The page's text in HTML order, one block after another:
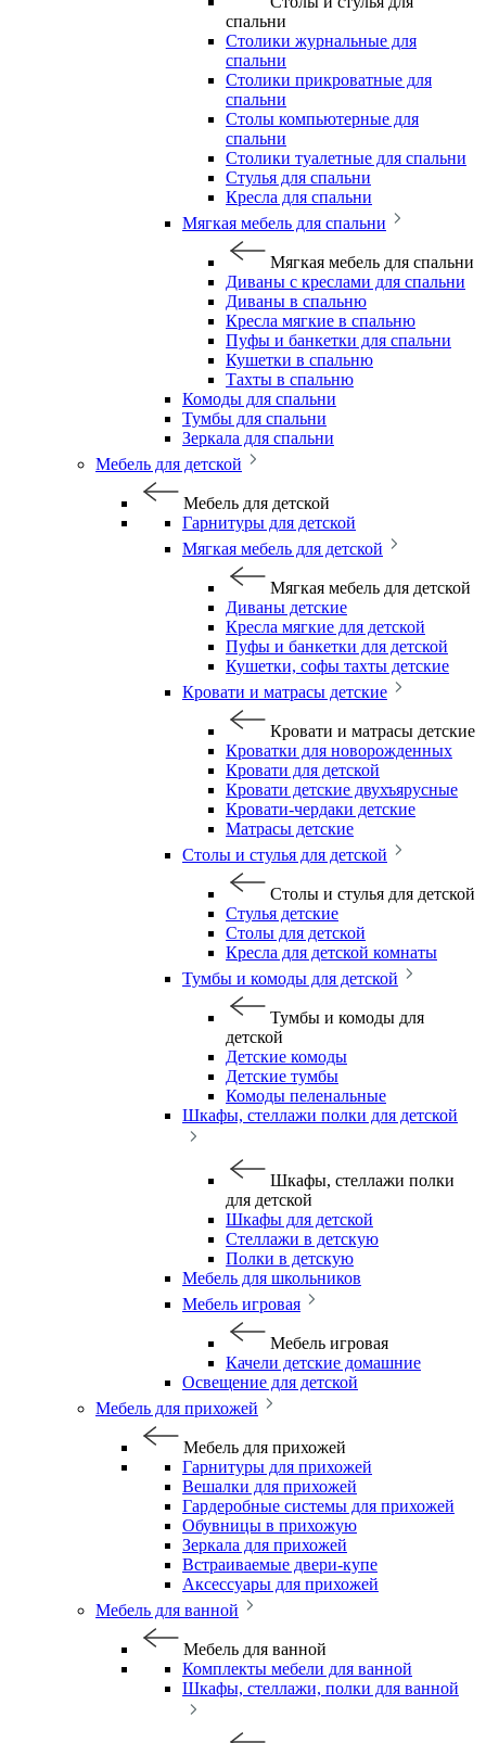
спальни
Столики журнальные для
спальни
Столики прикроватные для
спальни
Столы компьютерные для
спальни
Столики туалетные для спальни
Стулья для спальни
Кресла для спальни
Мягкая мебель для спальни
Мягкая мебель для спальни
Диваны с креслами для спальни
Диваны в спальню
Кресла мягкие в спальню
Пуфы и банкетки для спальни
Кушетки в спальню
Тахты в спальню
Комоды для спальни
Тумбы для спальни
Зеркала для спальни
Мебель для детской
Мебель для детской
Гарнитуры для детской
Мягкая мебель для детской
Мягкая мебель для детской
Диваны детские
Кресла мягкие для детской
Пуфы и банкетки для детской
Кушетки, софы тахты детские
Кровати и матрасы детские
Кровати и матрасы детские
Кроватки для новорожденных
Кровати для детской
Кровати детские двухъярусные
Кровати-чердаки детские
Матрасы детские
Столы и стулья для детской
Столы и стулья для детской
Стулья детские
Столы для детской
Кресла для детской комнаты
Тумбы и комоды для детской
Тумбы и комоды для
детской
Детские комоды
Детские тумбы
Комоды пеленальные
Шкафы, стеллажи полки для детской
Шкафы, стеллажи полки
для детской
Шкафы для детской
Стеллажи в детскую
Полки в детскую
Мебель для школьников
Мебель игровая
Мебель игровая
Качели детские домашние
Освещение для детской
Мебель для прихожей
Мебель для прихожей
Гарнитуры для прихожей
Вешалки для прихожей
Гардеробные системы для прихожей
Обувницы в прихожую
Зеркала для прихожей
Встраиваемые двери-купе
Аксессуары для прихожей
Мебель для ванной
Мебель для ванной
Комплекты мебели для ванной
Шкафы, стеллажи, полки для ванной